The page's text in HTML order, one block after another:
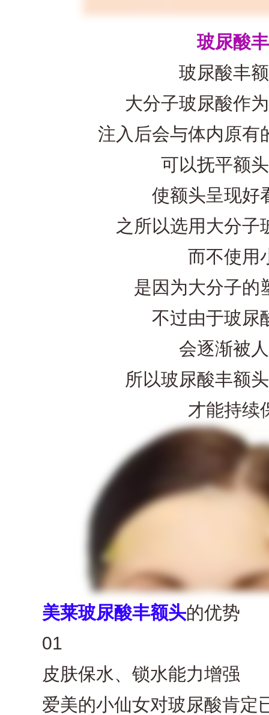
玻尿酸
玻尿酸丰额
大分子玻尿酸作为
注入后会与体内原有
可以抚平额头
使额头呈现好
之所以选用大分子
而不使用
是因为大分子的
不过由于玻尿
会逐渐被人
所以玻尿酸丰额头
才能持续
美莱玻尿酸丰额头的优势
01
皮肤保水、锁水能力增强
爱美的小仙女对玻尿酸肯定